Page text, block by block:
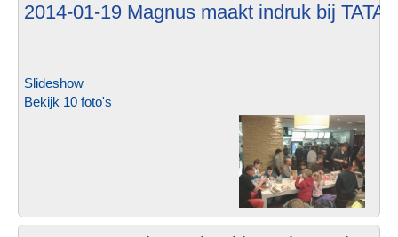
2014-01-19 Magnus maakt indruk bij TATA
Slideshow
Bekijk 10 foto's